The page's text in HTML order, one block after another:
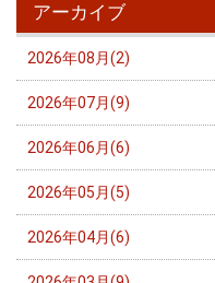
アーカイブ
2026年08月(2)
2026年07月(9)
2026年06月(6)
2026年05月(5)
2026年04月(6)